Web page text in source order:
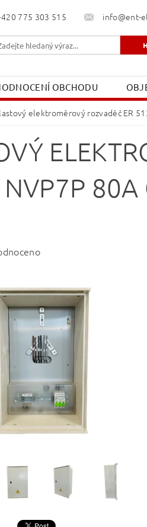
775 303 515 info@ent-
OBCHODU
PODMÍNKY MOJE
elektroměrový rozvaděč ER
NVP7P